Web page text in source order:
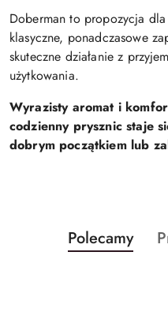
Doberman to propozycja
klasyczne, ponadczasowe
skuteczne działanie z
użytkowania.
Wyrazisty aromat i
codzienny prysznic staje
dobrym początkiem lub
Pomiń karuzelę
Produkty
o
Polecamy